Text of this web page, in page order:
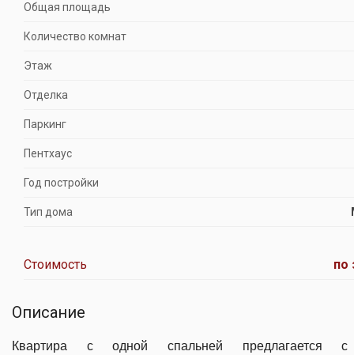
Общая площадь
Количество комнат
Этаж
Отделка
Паркинг
Пентхаус
Год постройки
Тип дома
Стоимость по
Описание
Квартира с одной спальней предлагается с